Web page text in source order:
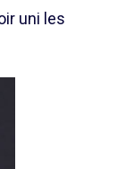
uni les